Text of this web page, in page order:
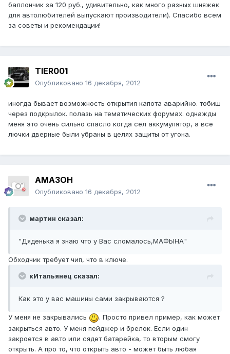
баллончик за 120 руб., удивительно, как много разных шняжек
для автолюбителей выпускают производители). Спасибо всем
за советы и рекомендации!
TIER001
Опубликовано 16 декабря, 2012
иногда бывает возможность открытия капота аварийно. тобиш
через подкрылок. полазь на тематических форумах. однажды
меня это очень сильно спасло когда сел аккумулятор, а все
лючки дверные были убраны в целях защиты от угона.
AMA3OH
Опубликовано 16 декабря, 2012
мартин сказал:
"Дяденька я знаю что у Вас сломалось,МАФЫНА"
Обходчик требует чип, что в ключе.
кИтальянец сказал:
Как это у вас машины сами закрываются ?
У меня не закрывались
. Просто привел пример, как может
закрыться авто. У меня пейджер и брелок. Если один
закроется в авто или сядет батарейка, то вторым смогу
открыть. А про то, что открыть авто - может быть любая